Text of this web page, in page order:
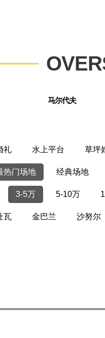
马尔代夫
礼 水上平台 草坪
热门场地 经典场地
3-5万 5-10万
瓦 金巴兰 沙努尔